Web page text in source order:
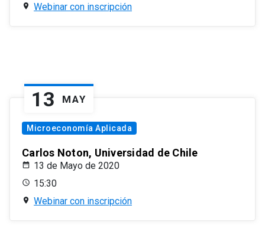
Webinar con inscripción
13 MAY
Microeconomía Aplicada
Carlos Noton, Universidad de Chile
13 de Mayo de 2020
15:30
Webinar con inscripción